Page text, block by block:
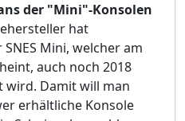
der "Mini"-Konsolen
hat
SNES Mini, welcher am
auch noch 2018
wird. Damit will man
erhältliche Konsole